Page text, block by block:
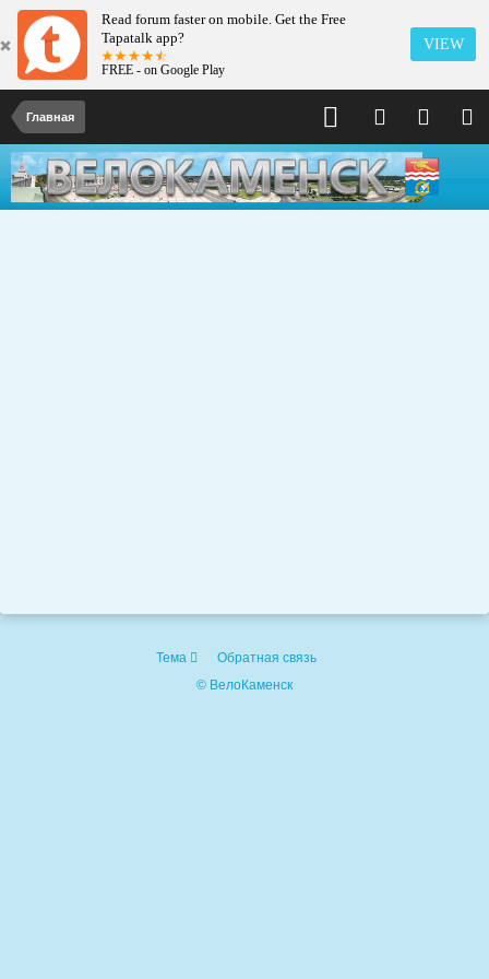
Read forum faster on mobile. Get the Free
Tapatalk app?
FREE - on Google Play
VIEW
Главная
Тема
Обратная связь
© ВелоКаменск